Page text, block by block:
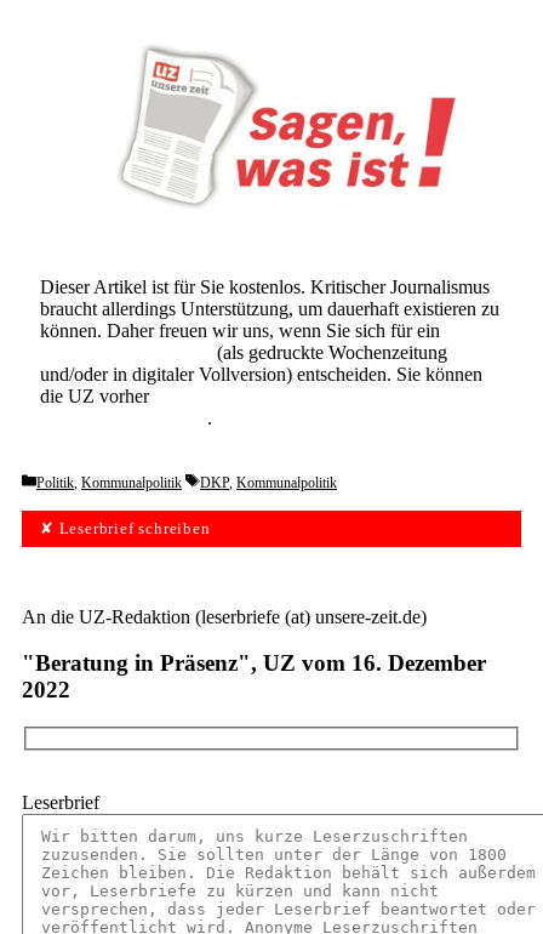
Dieser Artikel ist für Sie kostenlos. Kritischer Journalismus
braucht allerdings Unterstützung, um dauerhaft existieren zu
können. Daher freuen wir uns, wenn Sie sich für ein
(als gedruckte Wochenzeitung
und/oder in digitaler Vollversion) entscheiden. Sie können
die UZ vorher
.
Categories
Politik, Kommunalpolitik Tags
DKP, Kommunalpolitik
✘ Leserbrief schreiben
An die UZ-Redaktion (leserbriefe (at) unsere-zeit.de)
"Beratung in Präsenz", UZ vom 16. Dezember
2022
Leserbrief